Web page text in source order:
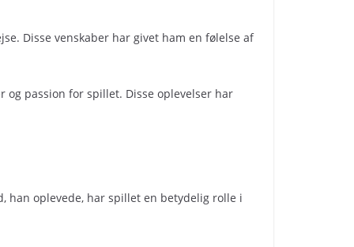
Disse venskaber har givet ham en følelse af
passion for spillet. Disse oplevelser har
han oplevede, har spillet en betydelig rolle i